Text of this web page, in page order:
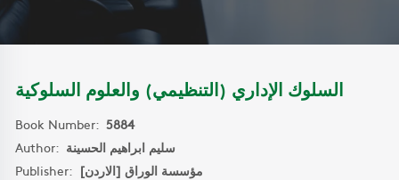
السلوك الإداري (التنظيمي) والعلوم السلوكية
Book Number: 5884
Author: سليم ابراهيم الحسينة
Publisher: مؤسسة الوراق [الاردن]